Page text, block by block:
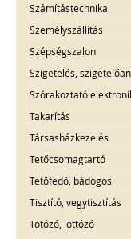
Számítástechnika
Személyszállítás
Szépségszalon
Szigetelés,
Szórakoztató
Takarítás
Társasházkezelés
Tetőcsomagtartó
Tetőfedő, bádogos
Tisztító, vegytisztítás
Totózó, lottózó